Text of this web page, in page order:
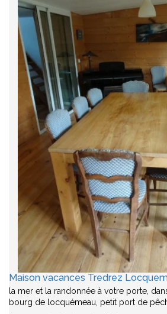
Maison vacances Tredrez
la mer et la randonnée à votre porte,
bourg de locquémeau, petit port de